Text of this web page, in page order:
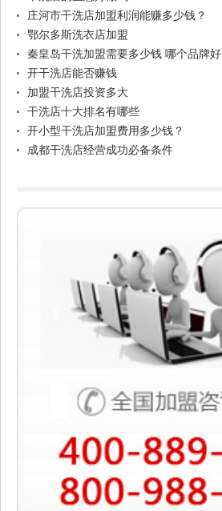
庄河市干洗店加盟利润能赚多少钱？
鄂尔多斯洗衣店加盟
秦皇岛干洗加盟需要多少钱 哪个品牌好
开干洗店能否赚钱
加盟干洗店投资多大
干洗店十大排名有哪些
开小型干洗店加盟费用多少钱？
成都干洗店经营成功必备条件